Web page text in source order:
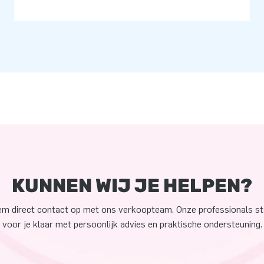
KUNNEN WIJ JE HELPEN?
direct contact op met ons verkoopteam. Onze professionals
voor je klaar met persoonlijk advies en praktische ondersteuning.